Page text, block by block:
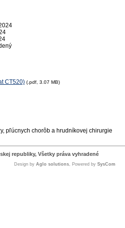
CT520) (.pdf, 3.07 MB)
pľúcnych chorôb a hrudníkovej chirurgie
republiky, Všetky práva vyhradené
Design by Aglo solutions, Powered by SysCom